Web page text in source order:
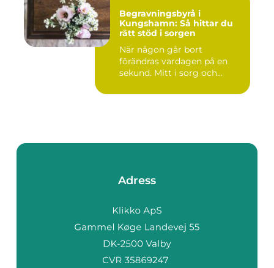
Begravningsbyrå i
Kungshamn: Så hittar du
rätt stöd i sorgen
När någon går bort
förändras vardagen på en
sekund. Mitt i sorg och...
Adress